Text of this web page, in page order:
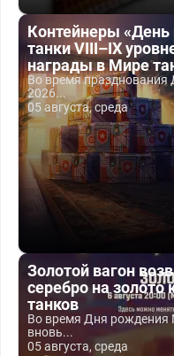
Контейнеры
танки VIII–IX
награды в Мире
Во время
2026...
05 августа, среда
Золотой вагон
серебро на
танков
Во время Дня рождения
вновь...
05 августа, среда